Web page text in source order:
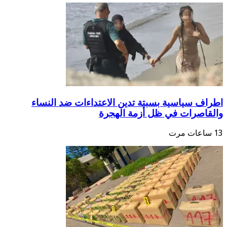
سياسية بسبتة تدين الاعتداءات ضد النساء
في ظل أزمة الهجرة